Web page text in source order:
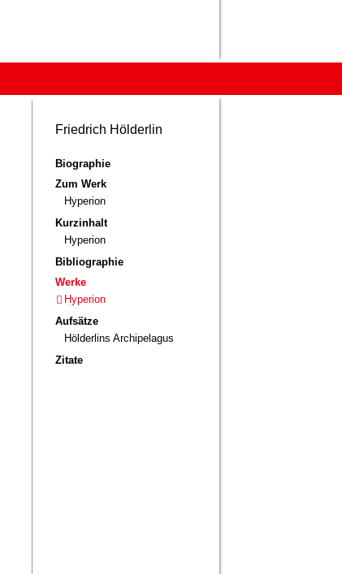
Friedrich Hölderlin
Biographie
Zum Werk
Hyperion
Kurzinhalt
Hyperion
Bibliographie
Werke
Hyperion
Aufsätze
Hölderlins Archipelagus
Zitate